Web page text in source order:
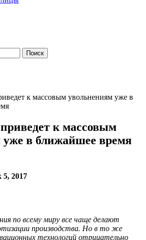
к массовым увольнениям уже в
к массовым
уже в ближайшее время
5, 2017
по всему миру все чаще делают
производства. Но в то же
технологий отрицательно